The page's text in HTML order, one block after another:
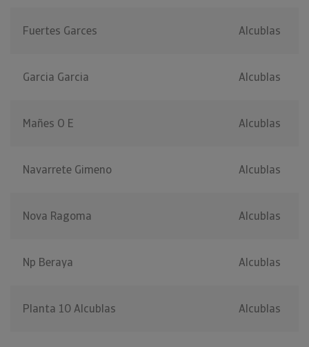
Fuertes Garces Alcublas
Garcia Garcia Alcublas
Mañes O E Alcublas
Navarrete Gimeno Alcublas
Nova Ragoma Alcublas
Np Beraya Alcublas
Planta 10 Alcublas Alcublas